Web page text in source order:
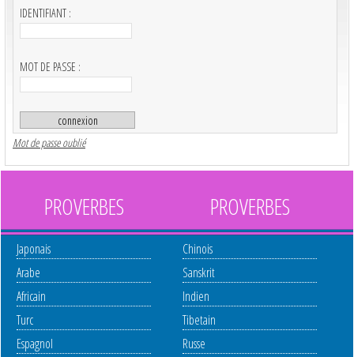
IDENTIFIANT :
MOT DE PASSE :
Mot de passe oublié
PROVERBES
Japonais
Arabe
Africain
Turc
Espagnol
PROVERBES
Chinois
Sanskrit
Indien
Tibetain
Russe